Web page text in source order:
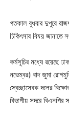
গতকাল বুধবার দুপুরে
চিকিৎসার বিষয় জানাতে
কর্মসূচির মধ্যে রয়েছে
নভেম্বর) বাদ জুমা
স্বেচ্ছাসেবক দলের
বিভাগীয় সদরে বিএনপির